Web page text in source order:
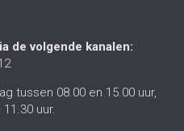
de volgende kanalen:
tussen 08.00 en 15.00 uur,
uur.